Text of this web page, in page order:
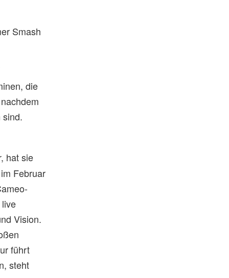
Smash
die
sind.
, hat sie
Februar
Vision.
führt
steht